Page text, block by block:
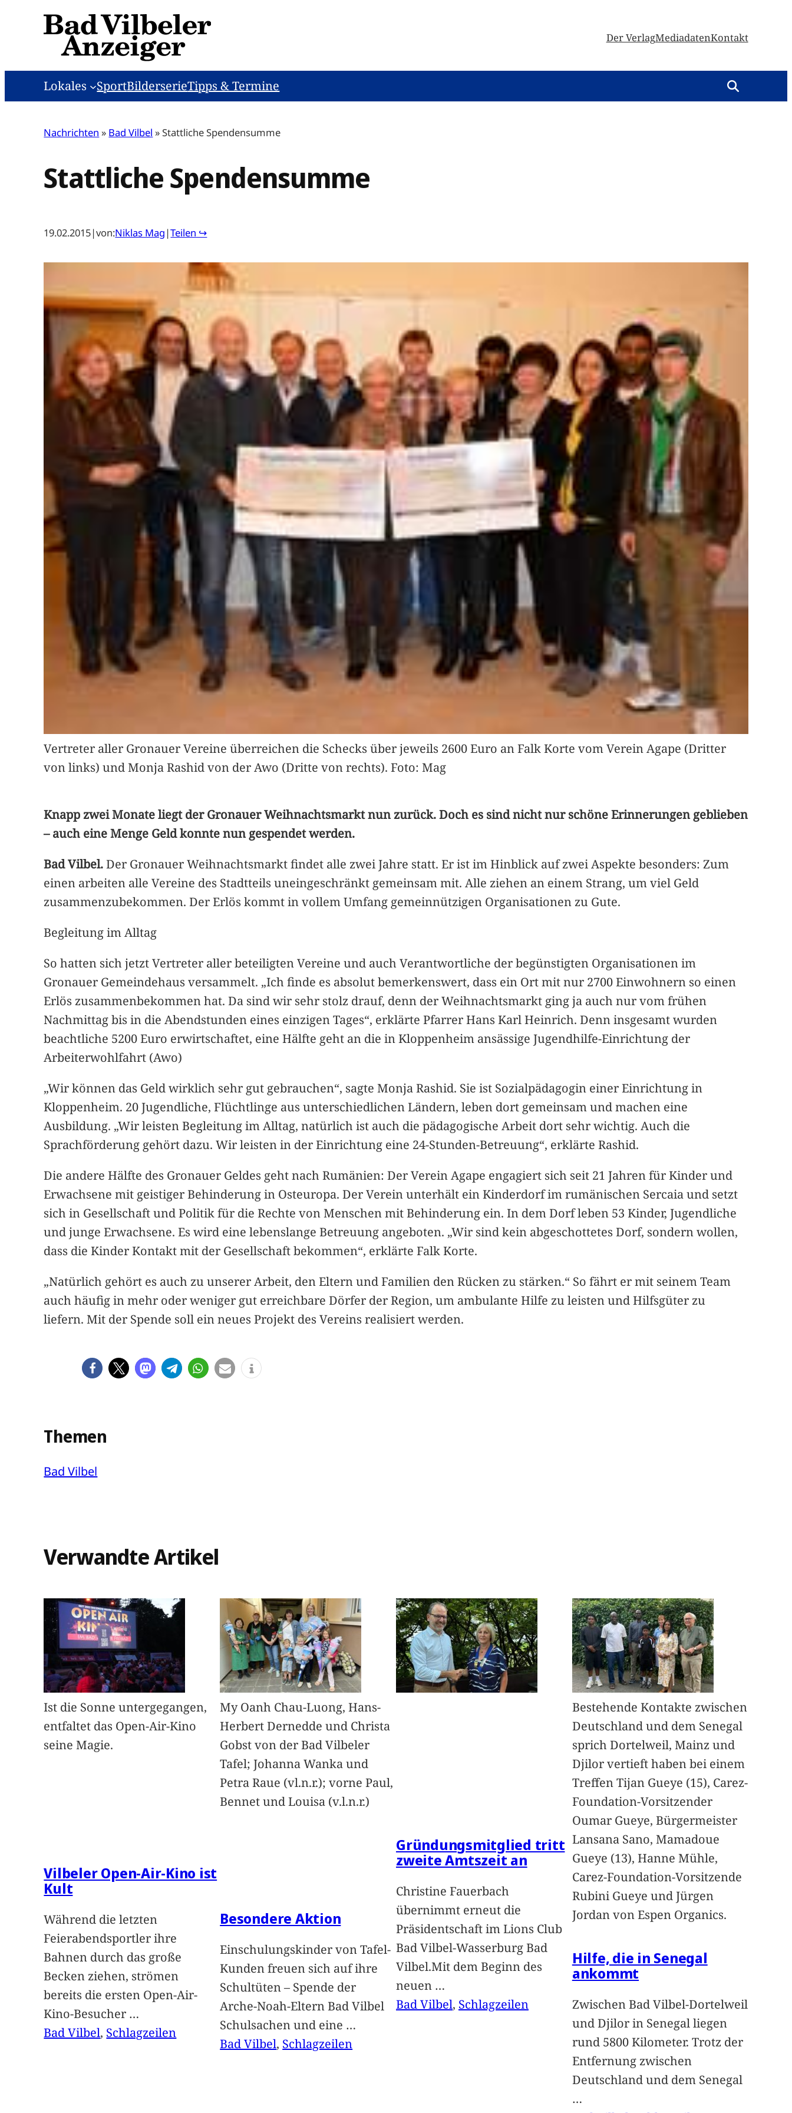
Der VerlagMediadatenKontakt
Lokales SportBilderserieTipps & Termine
Nachrichten » Bad Vilbel »Stattliche Spendensumme
Stattliche Spendensumme
19.02.2015|von:Niklas Mag |Teilen ↪
Vertreter aller Gronauer Vereine überreichen die Schecks über jeweils 2600 Euro an Falk Korte vom Verein Agape (Dritter
von links) und Monja Rashid von der Awo (Dritte von rechts). Foto: Mag
Knapp zwei Monate liegt der Gronauer Weihnachtsmarkt nun zurück. Doch es sind nicht nur schöne Erinnerungen geblieben
– auch eine Menge Geld konnte nun gespendet werden.
Bad Vilbel.Der Gronauer Weihnachtsmarkt findet alle zwei Jahre statt. Er ist im Hinblick auf zwei Aspekte besonders: Zum
einen arbeiten alle Vereine des Stadtteils uneingeschränkt gemeinsam mit. Alle ziehen an einem Strang, um viel Geld
zusammenzubekommen. Der Erlös kommt in vollem Umfang gemeinnützigen Organisationen zu Gute.
Begleitung im Alltag
So hatten sich jetzt Vertreter aller beteiligten Vereine und auch Verantwortliche der begünstigten Organisationen im
Gronauer Gemeindehaus versammelt. „Ich finde es absolut bemerkenswert, dass ein Ort mit nur 2700 Einwohnern so einen
Erlös zusammenbekommen hat. Da sind wir sehr stolz drauf, denn der Weihnachtsmarkt ging ja auch nur vom frühen
Nachmittag bis in die Abendstunden eines einzigen Tages“, erklärte Pfarrer Hans Karl Heinrich. Denn insgesamt wurden
beachtliche 5200 Euro erwirtschaftet, eine Hälfte geht an die in Kloppenheim ansässige Jugendhilfe-Einrichtung der
Arbeiterwohlfahrt (Awo)
„Wir können das Geld wirklich sehr gut gebrauchen“, sagte Monja Rashid. Sie ist Sozialpädagogin einer Einrichtung in
Kloppenheim. 20 Jugendliche, Flüchtlinge aus unterschiedlichen Ländern, leben dort gemeinsam und machen eine
Ausbildung. „Wir leisten Begleitung im Alltag, natürlich ist auch die pädagogische Arbeit dort sehr wichtig. Auch die
Sprachförderung gehört dazu. Wir leisten in der Einrichtung eine 24-Stunden-Betreuung“, erklärte Rashid.
Die andere Hälfte des Gronauer Geldes geht nach Rumänien: Der Verein Agape engagiert sich seit 21 Jahren für Kinder und
Erwachsene mit geistiger Behinderung in Osteuropa. Der Verein unterhält ein Kinderdorf im rumänischen Sercaia und setzt
sich in Gesellschaft und Politik für die Rechte von Menschen mit Behinderung ein. In dem Dorf leben 53 Kinder, Jugendliche
und junge Erwachsene. Es wird eine lebenslange Betreuung angeboten. „Wir sind kein abgeschottetes Dorf, sondern wollen,
dass die Kinder Kontakt mit der Gesellschaft bekommen“, erklärte Falk Korte.
„Natürlich gehört es auch zu unserer Arbeit, den Eltern und Familien den Rücken zu stärken.“ So fährt er mit seinem Team
auch häufig in mehr oder weniger gut erreichbare Dörfer der Region, um ambulante Hilfe zu leisten und Hilfsgüter zu
liefern. Mit der Spende soll ein neues Projekt des Vereins realisiert werden.
Themen
Bad Vilbel
Verwandte Artikel
Ist die Sonne untergegangen,
entfaltet das Open-Air-Kino
seine Magie.
Vilbeler Open-Air-Kino ist
Kult
Während die letzten
Feierabendsportler ihre
Bahnen durch das große
Becken ziehen, strömen
bereits die ersten Open-Air-
Kino-Besucher …
Bad Vilbel, Schlagzeilen
My Oanh Chau-Luong, Hans-
Herbert Dernedde und Christa
Gobst von der Bad Vilbeler
Tafel; Johanna Wanka und
Petra Raue (vl.n.r.); vorne Paul,
Bennet und Louisa (v.l.n.r.)
Besondere Aktion
Einschulungskinder von Tafel-
Kunden freuen sich auf ihre
Schultüten – Spende der
Arche-Noah-Eltern Bad Vilbel
Schulsachen und eine …
Bad Vilbel, Schlagzeilen
Gründungsmitglied tritt
zweite Amtszeit an
Christine Fauerbach
übernimmt erneut die
Präsidentschaft im Lions Club
Bad Vilbel-Wasserburg Bad
Vilbel.Mit dem Beginn des
neuen …
Bad Vilbel, Schlagzeilen
Bestehende Kontakte zwischen
Deutschland und dem Senegal
sprich Dortelweil, Mainz und
Djilor vertieft haben bei einem
Treffen Tijan Gueye (15), Carez-
Foundation-Vorsitzender
Oumar Gueye, Bürgermeister
Lansana Sano, Mamadoue
Gueye (13), Hanne Mühle,
Carez-Foundation-Vorsitzende
Rubini Gueye und Jürgen
Jordan von Espen Organics.
Hilfe, die in Senegal
ankommt
Zwischen Bad Vilbel-Dortelweil
und Djilor in Senegal liegen
rund 5800 Kilometer. Trotz der
Entfernung zwischen
Deutschland und dem Senegal
…